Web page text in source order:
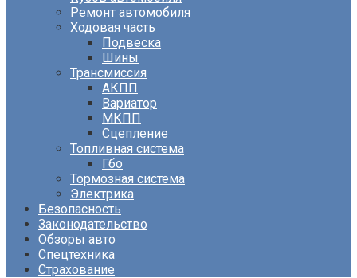
Ремонт автомобиля
Ходовая часть
Подвеска
Шины
Трансмиссия
АКПП
Вариатор
МКПП
Сцепление
Топливная система
Гбо
Тормозная система
Электрика
Безопасность
Законодательство
Обзоры авто
Спецтехника
Страхование